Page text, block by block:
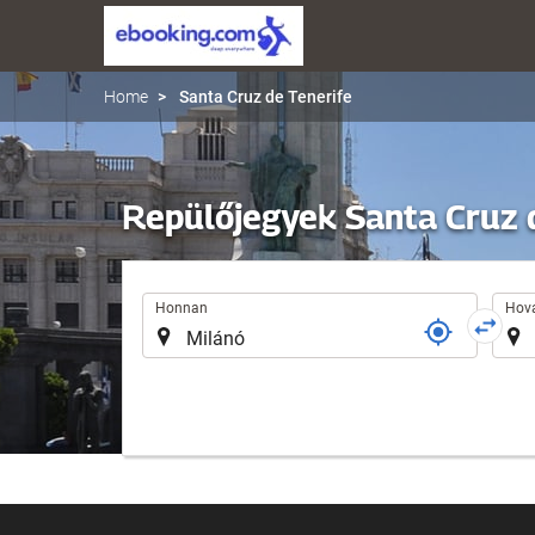
Home Santa Cruz de Tenerife
Repülőjegyek Santa Cruz
Útvonal
Honnan